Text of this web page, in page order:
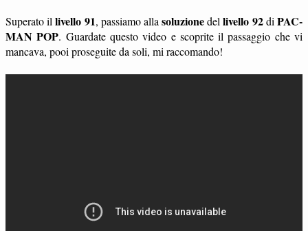
Superato illivello 91, passiamo allasoluzionedellivello 92diPAC-
MAN POP. Guardate questo video e scoprite il passaggio che vi
mancava, pooi proseguite da soli, mi raccomando!